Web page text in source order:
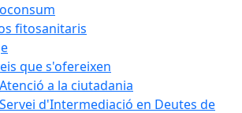
fitosanitaris
que s'ofereixen
Atenció a la ciutadania
Servei d'Intermediació en Deutes de